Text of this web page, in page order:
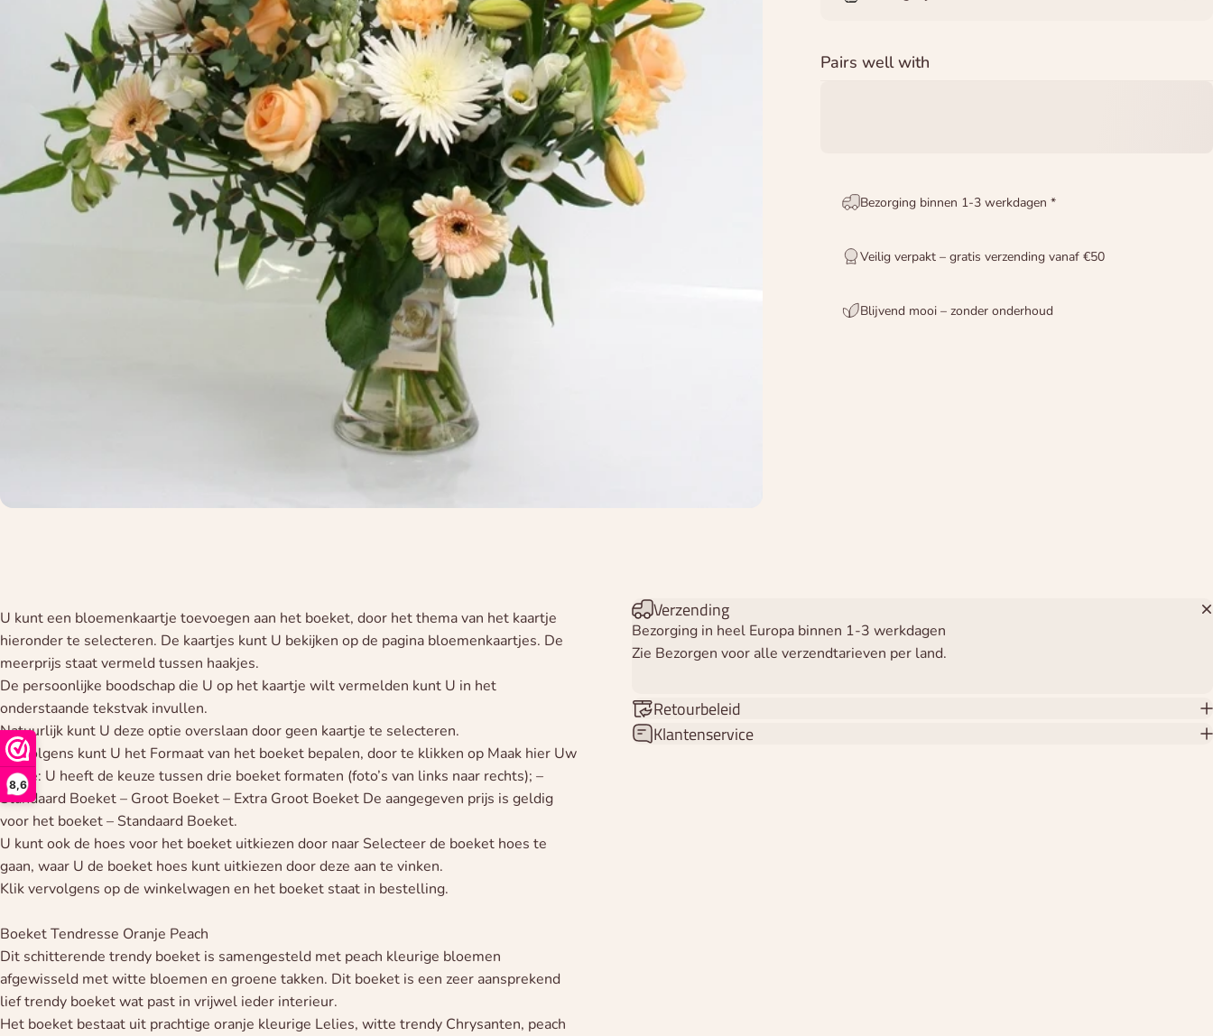
8,6
Pairs well with
Bezorging binnen 1-3 werkdagen *
Veilig verpakt – gratis verzending vanaf €50
Blijvend mooi – zonder onderhoud
U kunt een bloemenkaartje toevoegen aan het boeket, door het thema van het kaartje
hieronder te selecteren. De kaartjes kunt U bekijken op de pagina bloemenkaartjes. De
meerprijs staat vermeld tussen haakjes.
De persoonlijke boodschap die U op het kaartje wilt vermelden kunt U in het
onderstaande tekstvak invullen.
Natuurlijk kunt U deze optie overslaan door geen kaartje te selecteren.
Vervolgens kunt U het Formaat van het boeket bepalen, door te klikken op Maak hier Uw
keuze: U heeft de keuze tussen drie boeket formaten (foto’s van links naar rechts); –
Standaard Boeket – Groot Boeket – Extra Groot Boeket De aangegeven prijs is geldig
voor het boeket – Standaard Boeket.
U kunt ook de hoes voor het boeket uitkiezen door naar Selecteer de boeket hoes te
gaan, waar U de boeket hoes kunt uitkiezen door deze aan te vinken.
Klik vervolgens op de winkelwagen en het boeket staat in bestelling.
Boeket Tendresse Oranje Peach
Dit schitterende trendy boeket is samengesteld met peach kleurige bloemen
afgewisseld met witte bloemen en groene takken. Dit boeket is een zeer aansprekend
lief trendy boeket wat past in vrijwel ieder interieur.
Het boeket bestaat uit prachtige oranje kleurige Lelies, witte trendy Chrysanten, peach
Verzending
Bezorging in heel Europa binnen 1-3 werkdagen
Zie Bezorgen voor alle verzendtarieven per land.
Retourbeleid
Klantenservice